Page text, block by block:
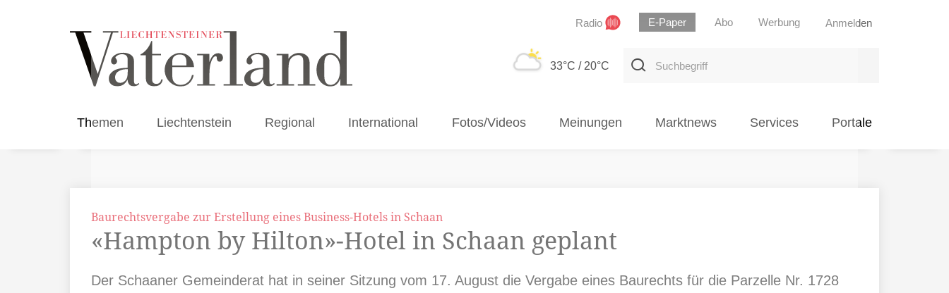
Radio E-Paper Abo Werbung Anmelden
33°C / 20°C
Suchbegriff
Themen Liechtenstein Regional International Fotos/Videos Meinungen Marktnews Services Portale
Baurechtsvergabe zur Erstellung eines Business-Hotels in Schaan
«Hampton by Hilton»-Hotel in Schaan geplant
Der Schaaner Gemeinderat hat in seiner Sitzung vom 17. August die Vergabe eines Baurechts für die Parzelle Nr. 1728